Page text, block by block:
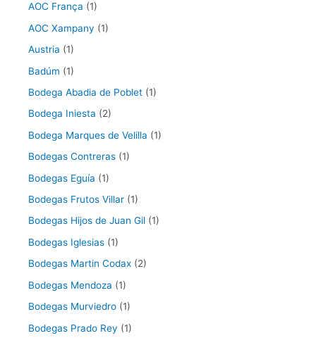
AOC França (1)
AOC Xampany (1)
Austria (1)
Badúm (1)
Bodega Abadia de Poblet (1)
Bodega Iniesta (2)
Bodega Marques de Velilla (1)
Bodegas Contreras (1)
Bodegas Eguía (1)
Bodegas Frutos Villar (1)
Bodegas Hijos de Juan Gil (1)
Bodegas Iglesias (1)
Bodegas Martin Codax (2)
Bodegas Mendoza (1)
Bodegas Murviedro (1)
Bodegas Prado Rey (1)